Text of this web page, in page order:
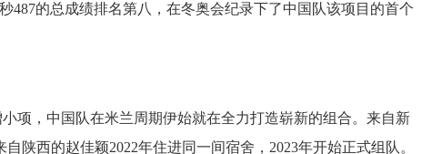
487的总成绩排名第八，在冬奥会纪录下了中国队该项目的首个
项，中国队在米兰周期伊始就在全力打造崭新的组合。来自新
陕西的赵佳颖2022年住进同一间宿舍，2023年开始正式组队。